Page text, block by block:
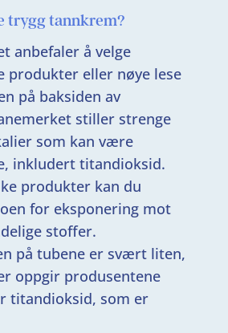
trygg tannkrem?
anbefaler å velge
produkter eller nøye lese
på baksiden av
stiller strenge
som kan være
inkludert titandioksid.
produkter kan du
for eksponering mot
stoffer.
på tubene er svært liten,
oppgir produsentene
titandioksid, som er